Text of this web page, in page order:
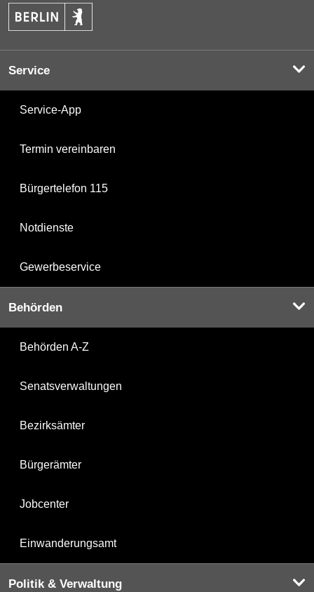
Service
Service-App
Termin vereinbaren
Bürgertelefon 115
Notdienste
Gewerbeservice
Behörden
Behörden A-Z
Senatsverwaltungen
Bezirksämter
Bürgerämter
Jobcenter
Einwanderungsamt
Politik & Verwaltung